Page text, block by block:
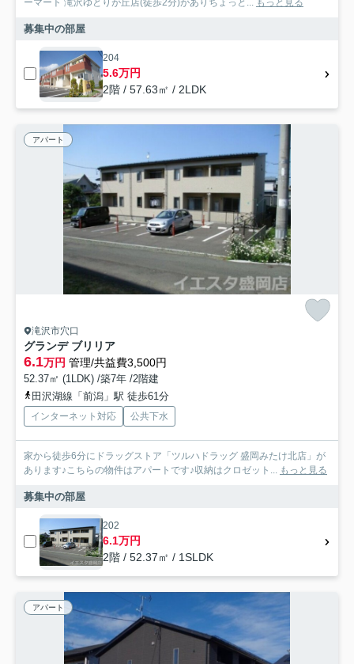
募集中の部屋
204
5.6万円
2階 / 57.63㎡ / 2LDK
アパート
滝沢市穴口
グランデ ブリリア
6.1万円 管理/共益費3,500円
52.37㎡ (1LDK) /築7年 /2階建
田沢湖線「前潟」駅 徒歩61分
インターネット対応 公共下水
家から徒歩6分にドラッグストア「ツルハドラッグ 盛岡みたけ北店」が
あります♪こちらの物件はアパートです♪収納はクロゼット...
もっと見る
募集中の部屋
202
6.1万円
2階 / 52.37㎡ / 1SLDK
アパート